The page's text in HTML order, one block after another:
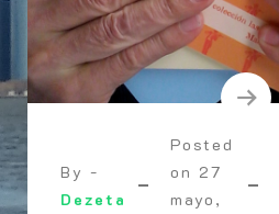
By -
Dezeta
Posted
on 27
mayo,